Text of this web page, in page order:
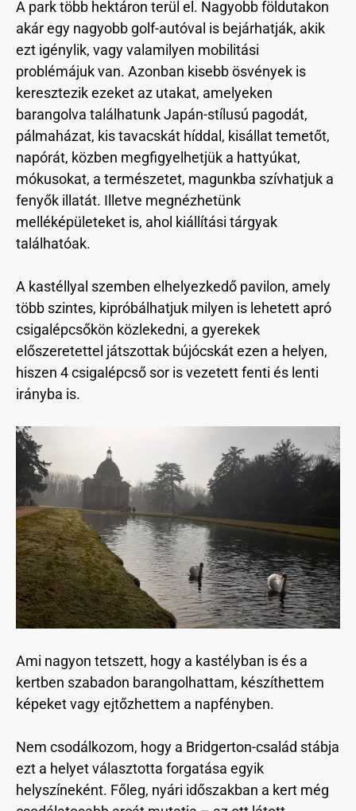
A park több hektáron terül el. Nagyobb földutakon
akár egy nagyobb golf-autóval is bejárhatják, akik
ezt igénylik, vagy valamilyen mobilitási
problémájuk van. Azonban kisebb ösvények is
keresztezik ezeket az utakat, amelyeken
barangolva találhatunk Japán-stílusú pagodát,
pálmaházat, kis tavacskát híddal, kisállat temetőt,
napórát, közben megfigyelhetjük a hattyúkat,
mókusokat, a természetet, magunkba szívhatjuk a
fenyők illatát. Illetve megnézhetünk
melléképületeket is, ahol kiállítási tárgyak
találhatóak.
A kastéllyal szemben elhelyezkedő pavilon, amely
több szintes, kipróbálhatjuk milyen is lehetett apró
csigalépcsőkön közlekedni, a gyerekek
előszeretettel játszottak bújócskát ezen a helyen,
hiszen 4 csigalépcső sor is vezetett fenti és lenti
irányba is.
Ami nagyon tetszett, hogy a kastélyban is és a
kertben szabadon barangolhattam, készíthettem
képeket vagy ejtőzhettem a napfényben.
Nem csodálkozom, hogy a Bridgerton-család stábja
ezt a helyet választotta forgatása egyik
helyszíneként. Főleg, nyári időszakban a kert még